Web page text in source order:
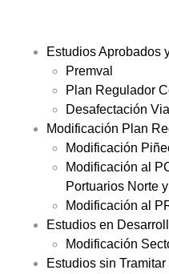
Estudios Aprobados
Premval
Plan Regulador
Desafectación
Modificación Plan
Modificación
Modificación al
Portuarios Norte
Modificación al
Estudios en
Modificación
Estudios sin